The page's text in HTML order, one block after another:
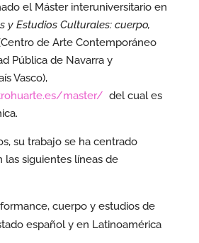
el Máster interuniversitario en
y Estudios Culturales: cuerpo,
de Arte Contemporáneo
Pública de Navarra y
Vasco),
master/ del cual es
su trabajo se ha centrado
las siguientes líneas de
cuerpo y estudios de
español y en Latinoamérica